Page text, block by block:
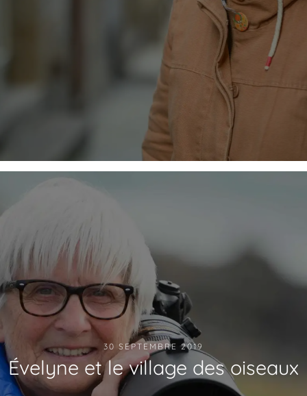
30 SEPTEMBRE 2019
Évelyne et le village des oiseaux